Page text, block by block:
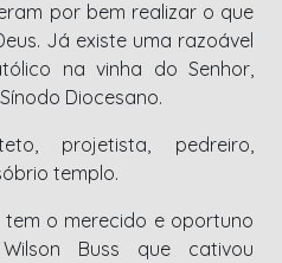
por bem realizar o que
Já existe uma razoável
na vinha do Senhor,
Diocesano.
projetista, pedreiro,
templo.
tem o merecido e oportuno
Buss que cativou